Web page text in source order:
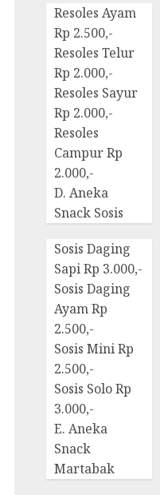
Resoles Ayam
Rp 2.500,-
Resoles Telur
Rp 2.000,-
Resoles Sayur
Rp 2.000,-
Resoles
Campur Rp
2.000,-
D. Aneka
Snack Sosis
Sosis Daging
Sapi Rp 3.000,-
Sosis Daging
Ayam Rp
2.500,-
Sosis Mini Rp
2.500,-
Sosis Solo Rp
3.000,-
E. Aneka
Snack
Martabak